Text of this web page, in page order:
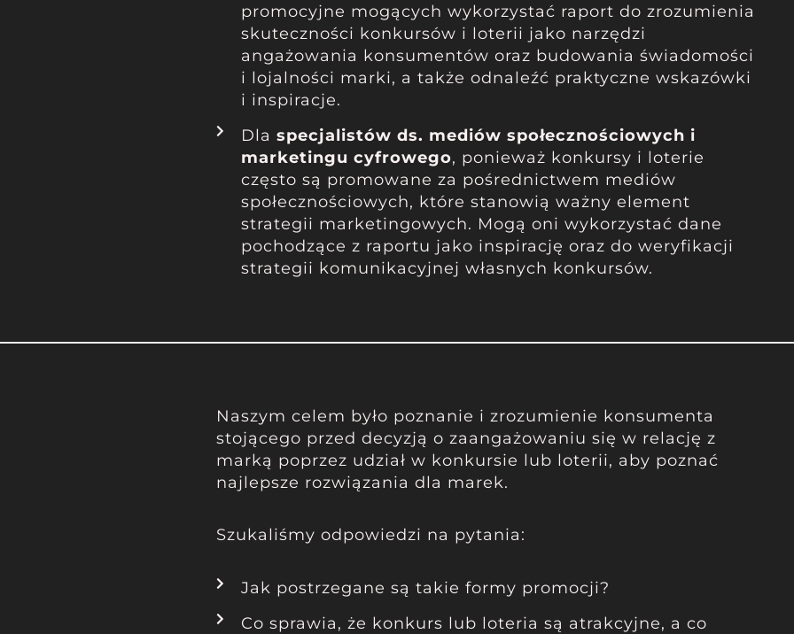
promocyjne mogących wykorzystać raport do zrozumienia
skuteczności konkursów i loterii jako narzędzi
angażowania konsumentów oraz budowania świadomości
i lojalności marki, a także odnaleźć praktyczne wskazówki
i inspiracje.
Dla specjalistów ds. mediów społecznościowych i
marketingu cyfrowego, ponieważ konkursy i loterie
często są promowane za pośrednictwem mediów
społecznościowych, które stanowią ważny element
strategii marketingowych. Mogą oni wykorzystać dane
pochodzące z raportu jako inspirację oraz do weryfikacji
strategii komunikacyjnej własnych konkursów.
Naszym celem było poznanie i zrozumienie konsumenta
stojącego przed decyzją o zaangażowaniu się w relację z
marką poprzez udział w konkursie lub loterii, aby poznać
najlepsze rozwiązania dla marek.
Szukaliśmy odpowiedzi na pytania:
Jak postrzegane są takie formy promocji?
Co sprawia, że konkurs lub loteria są atrakcyjne, a co